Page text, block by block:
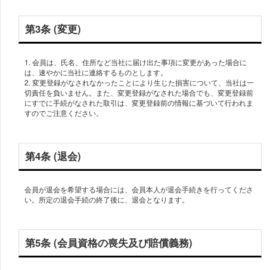
第3条 (変更)
1. 会員は、氏名、住所など当社に届け出た事項に変更があった場合に
は、速やかに当社に連絡するものとします。
2. 変更登録がなされなかったことにより生じた損害について、当社は一
切責任を負いません。また、変更登録がなされた場合でも、変更登録前
にすでに手続がなされた取引は、変更登録前の情報に基づいて行われま
すのでご注意ください。
第4条 (退会)
会員が退会を希望する場合には、会員本人が退会手続きを行ってくださ
い。所定の退会手続の終了後に、退会となります。
第5条 (会員資格の喪失及び賠償義務)